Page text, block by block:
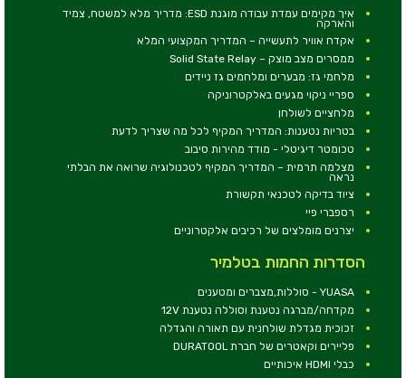
איך מקימים עמדת עבודה מוגנת ESD: מדריך מלא למשטח, צמיד
והארקה
אקדח אוויר לתעשייה – המדריך המקצועי המלא
ממסרים מצב מוצק – Solid State Relay
מלחמי גז: מבערים ומלחמים גז ניידים
ספריי ניקוי מגעים באלקטרוניקה
מלחציים לשולחן
בטריות נטענות: המדריך המקיף לכל מה שצריך לדעת
טכומטר דיגיטלי - מודד מהירות סיבוב
מצלמה תרמית – המדריך המקיף לטכנולוגיה שרואה את הבלתי
נראה
ציוד בדיקה לטכנאי תקשורת
רספברי פיי
יצרנים מומלצים של רכיבים אלקטרוניים
הסדרות החמות בטלמיר
YUASA - סוללות,מצברים ומטענים
מקדחה/מברגה נטענת וסוללה נטענת 12V
זכוכית מגדלת שולחנית עם תאורה והגדלה
פליירים וקאטרים של חברת DURATOOL
כבלי HDMI איכותיים